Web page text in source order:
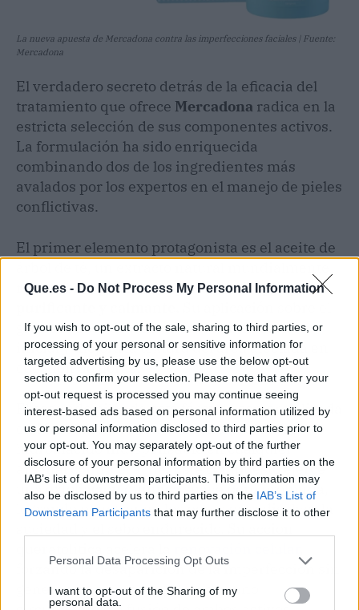
Que.es - Do Not Process My Personal Information
If you wish to opt-out of the sale, sharing to third parties, or
processing of your personal or sensitive information for
targeted advertising by us, please use the below opt-out
section to confirm your selection. Please note that after your
opt-out request is processed you may continue seeing
interest-based ads based on personal information utilized by
us or personal information disclosed to third parties prior to
your opt-out. You may separately opt-out of the further
disclosure of your personal information by third parties on the
IAB’s list of downstream participants. This information may
also be disclosed by us to third parties on the IAB’s List of
Downstream Participants that may further disclose it to other
Personal Data Processing Opt Outs
I want to opt-out of the Sharing of my
personal data.
La nueva apuesta de Mercadona contra las imperfecciones faciales | Fuente:
Mercadona
El verdadero secreto detrás de la eficacia del
tratamiento que ofrece Mercadona radica en la
estricta selección de sus componentes activos.
La formulación ha sido enriquecida
combinando dos de los ingredientes más
avalados por los expertos en el manejo de pieles
conflictivas.
El primer elemento protagonista es el aceite de
reconocido por su alto poder antiséptico,
grano reduce drásticamente la inflamación
inicial y mejora la textura del área afectada en
cuestión de horas.
El segundo pilar de esta fórmula comercializada
enMercadonaes el ácido salicílico, un beta
hidroxiácido indispensable en cualquier
arsenalcontra el acné. Este compuesto ejerce
una exfoliación química suave pero profunda,
logrando penetrar en los poros para disolver la
forzando la desaparición de la imperfección sin
generar un trauma en el tejido sano